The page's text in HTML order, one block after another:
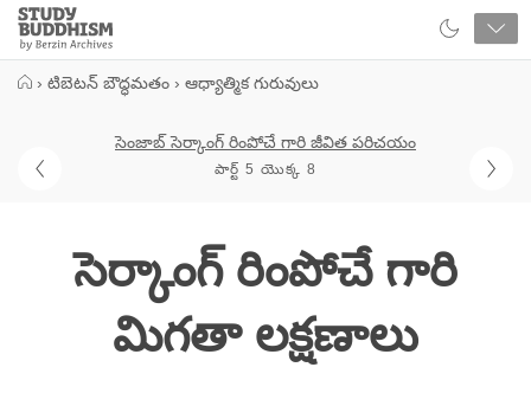
Close
Study
Buddhism
› టిబెటన్ బౌద్ధమతం › ఆధ్యాత్మిక గురువులు
సెంజాబ్ సెర్కాంగ్ రింపోచే గారి జీవిత పరిచయం
పార్ట్ 5 యొక్క 8
సెర్కాంగ్ రింపోచే గారి
మిగతా లక్షణాలు